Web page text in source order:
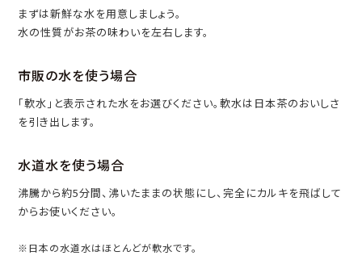
まずは新鮮な水を用意しましょう。
水の性質がお茶の味わいを左右します。
市販の水を使う場合
「軟水」と表示された水をお選びください。軟水は日本茶のおいしさ
を引き出します。
水道水を使う場合
沸騰から約5分間、沸いたままの状態にし、完全にカルキを飛ばして
からお使いください。
※日本の水道水はほとんどが軟水です。